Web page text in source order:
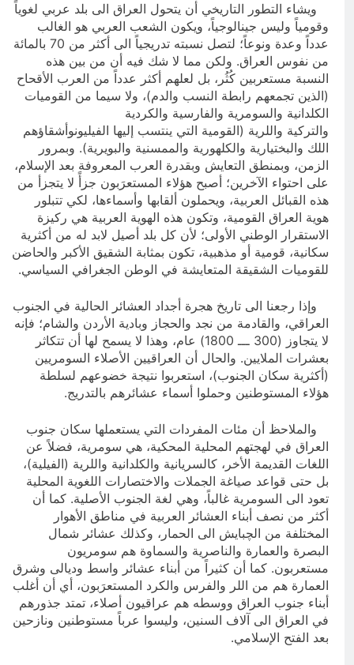
ويشاء التطور التاريخي أن يتحول العراق الى بلد عربي لغوياً
وقومياً وليس جينالوجياً، ويكون الشعب العربي هو الغالب
عدداً وعدة ونوعاً؛ لتصل نسبته تدريجياً الى أكثر من 70 بالمائة
من نفوس العراق. ولكن مما لا شك فيه أن من بين هذه
النسبة مستعربين كُثُر، بل لعلهم أكثر عدداً من العرب الأقحاح
(الذين تجمعهم رابطة النسب والدم)، ولا سيما من القوميات
الكلدانية والسومرية والفارسية والكردية
والتركية واللرية (القومية التي ينتسب إليها الفيليونوأشقاؤهم
اللك والبختيارية والكلهورية والممسنية والبويرية). وبمرور
الزمن، وبمنطق التعايش وبقدرة العرب المعروفة بعد الإسلام،
على احتواء الآخرين؛ أصبح هؤلاء المستعرَبون جزأً لا يتجزأ من
هذه القبائل العربية، ويحملون ألقابها وأسماءها، لكي تتبلور
هوية العراق القومية، وتكون هذه الهوية العربية هي ركيزة
الاستقرار الوطني الأولى؛ لأن كل بلد أصيل لابد له من أكثرية
سكانية، قومية أو مذهبية، تكون بمثابة الشقيق الأكبر والحاضن
للقوميات الشقيقة المتعايشة في الوطن الجغرافي السياسي.
وإذا رجعنا الى تاريخ هجرة أجداد العشائر الحالية في الجنوب
العراقي، والقادمة من نجد والحجاز وبادية الأردن والشام؛ فإنه
لا يتجاوز (300 ـــ 1800) عام، وهذا لا يسمح لها أن تتكاثر
بعشرات الملايين. والحال أن العراقيين الأصلاء السومريين
(أكثرية سكان الجنوب)، استعربوا نتيجة خضوعهم لسلطة
هؤلاء المستوطنين وحملوا أسماء عشائرهم بالتدريج.
والملاحظ أن مئات المفردات التي يستعملها سكان جنوب
العراق في لهجتهم المحلية المحكية، هي سومرية، فضلاً عن
اللغات القديمة الأخر، كالسريانية والكلدانية واللرية (الفيلية)،
بل حتى قواعد صياغة الجملات والاختصارات اللغوية المحلية
تعود الى السومرية غالباً، وهي لغة الجنوب الأصلية. كما أن
أكثر من نصف أبناء العشائر العربية في مناطق الأهوار
المختلفة من الچبايش الى الحمار، وكذلك عشائر شمال
البصرة والعمارة والناصرية والسماوة هم سومريون
مستعربون. كما أن كثيراً من أبناء عشائر واسط وديالى وشرق
العمارة هم من اللر والفرس والكرد المستعرَبون، أي أن أغلب
أبناء جنوب العراق ووسطه هم عراقيون أصلاء، تمتد جذورهم
في العراق الى آلاف السنين، وليسوا عرباً مستوطنين ونازحين
بعد الفتح الإسلامي.